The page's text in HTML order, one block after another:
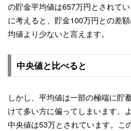
の貯金平均値は657万円とされて
に考えると、貯金100万円との差
均値より少ないと言えます。
中央値と比べると
しかし、平均値は一部の極端に貯
けて多い方に偏ってしまいます。
中央値は53万とされています。こ